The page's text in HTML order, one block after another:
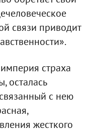
связи приводит
страха
осталась
с нею
жесткого